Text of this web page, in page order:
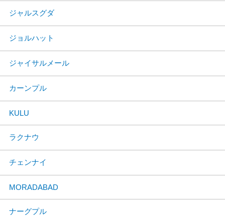
ジャルスグダ
ジョルハット
ジャイサルメール
カーンプル
KULU
ラクナウ
チェンナイ
MORADABAD
ナーグプル